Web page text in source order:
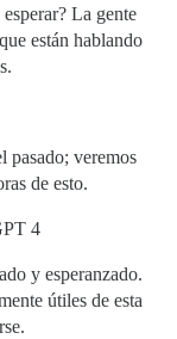
La gente
están hablando
pasado; veremos
de esto.
4
y esperanzado.
útiles de esta